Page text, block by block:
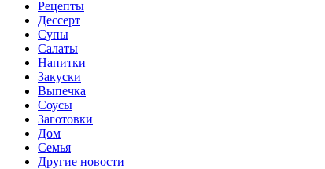
Рецепты
Дессерт
Супы
Салаты
Напитки
Закуски
Выпечка
Соусы
Заготовки
Дом
Семья
Другие новости